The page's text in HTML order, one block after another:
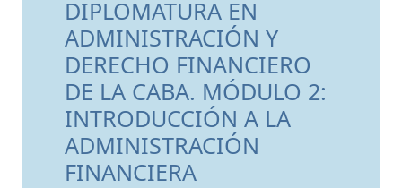
DIPLOMATURA EN
ADMINISTRACIÓN Y
DERECHO FINANCIERO
DE LA CABA. MÓDULO 2:
INTRODUCCIÓN A LA
ADMINISTRACIÓN
FINANCIERA